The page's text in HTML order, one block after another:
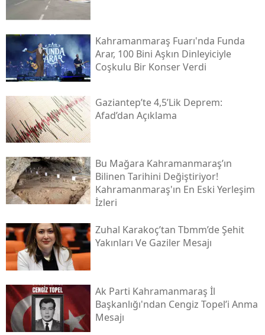
Kahramanmaraş Fuarı'nda Funda
Arar, 100 Bini Aşkın Dinleyiciyle
Coşkulu Bir Konser Verdi
Gaziantep’te 4,5’lik Deprem:
Afad’dan Açıklama
Bu Mağara Kahramanmaraş’ın
Bilinen Tarihini Değiştiriyor!
Kahramanmaraş'ın En Eski Yerleşim
İzleri
Zuhal Karakoç’tan Tbmm’de Şehit
Yakınları Ve Gaziler Mesajı
Ak Parti Kahramanmaraş İl
Başkanlığı'ndan Cengiz Topel’i Anma
Mesajı